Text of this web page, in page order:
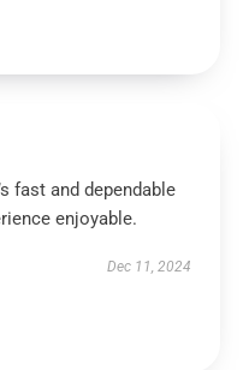
fast and dependable
enjoyable.
Dec 11, 2024